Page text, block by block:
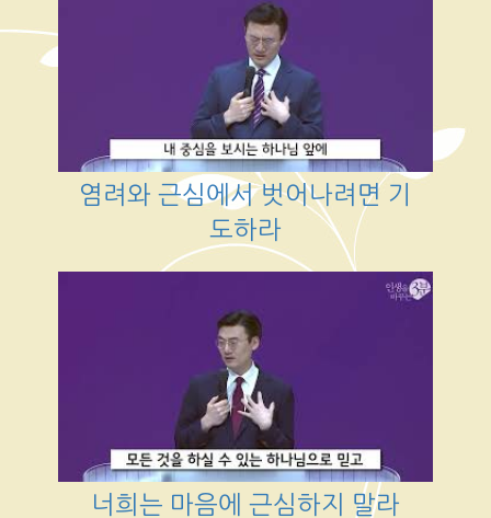
염려와 근심에서 벗어나려면 기
도하라
너희는 마음에 근심하지 말라